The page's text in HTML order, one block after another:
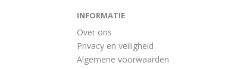
INFORMATIE
Over ons
Privacy en veiligheid
Algemene voorwaarden